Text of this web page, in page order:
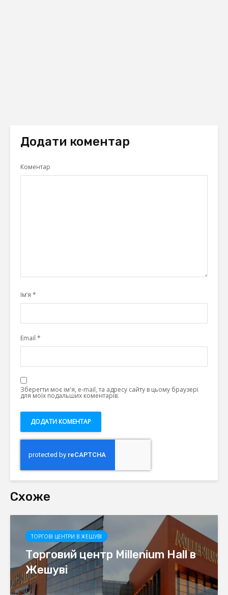
Додати коментар
Коментар
Ім’я *
Email *
Зберегти моє ім'я, e-mail, та адресу сайту в цьому браузері
для моїх подальших коментарів.
Схоже
ТОРГОВІ ЦЕНТРИ В ЖЕШУВІ
Торговий центр Millenium Hall в
Жешуві